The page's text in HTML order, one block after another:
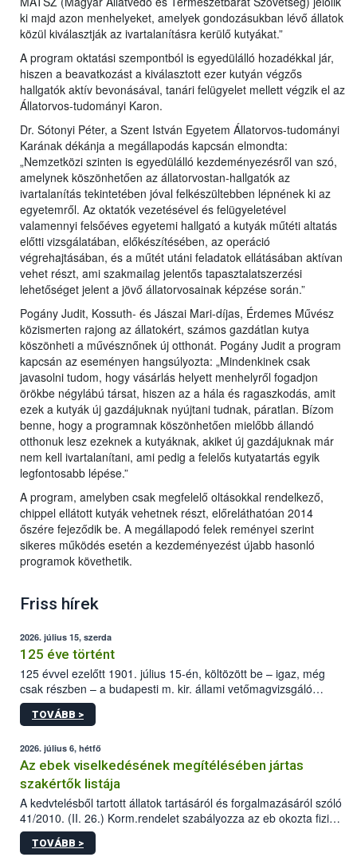
ki majd azon menhelyeket, amelyek gondozásukban lévő állatok
közül kiválasztják az ivartalanításra kerülő kutyákat.”
A program oktatási szempontból is egyedülálló hozadékkal jár,
hiszen a beavatkozást a kiválasztott ezer kutyán végzős
hallgatók aktív bevonásával, tanári felügyelet mellett végzik el az
Állatorvos-tudományi Karon.
Dr. Sótonyi Péter, a Szent István Egyetem Állatorvos-tudományi
Karának dékánja a megállapodás kapcsán elmondta:
„Nemzetközi szinten is egyedülálló kezdeményezésről van szó,
amelynek köszönhetően az állatorvostan-hallgatók az
ivartalanítás tekintetében jóval felkészültebben lépnének ki az
egyetemről. Az oktatók vezetésével és felügyeletével
valamennyi felsőéves egyetemi hallgató a kutyák műtéti altatás
előtti vizsgálatában, előkészítésében, az operáció
végrehajtásában, és a műtét utáni feladatok ellátásában aktívan
vehet részt, ami szakmailag jelentős tapasztalatszerzési
lehetőséget jelent a jövő állatorvosainak képzése során.”
Pogány Judit, Kossuth- és Jászai Mari-díjas, Érdemes Művész
közismerten rajong az állatokért, számos gazdátlan kutya
köszönheti a művésznőnek új otthonát. Pogány Judit a program
kapcsán az eseményen hangsúlyozta: „Mindenkinek csak
javasolni tudom, hogy vásárlás helyett menhelyről fogadjon
örökbe négylábú társat, hiszen az a hála és ragaszkodás, amit
ezek a kutyák új gazdájuknak nyújtani tudnak, páratlan. Bízom
benne, hogy a programnak köszönhetően mielőbb állandó
otthonuk lesz ezeknek a kutyáknak, akiket új gazdájuknak már
nem kell ivartalanítani, ami pedig a felelős kutyatartás egyik
legfontosabb lépése.”
A program, amelyben csak megfelelő oltásokkal rendelkező,
chippel ellátott kutyák vehetnek részt, előreláthatóan 2014
őszére fejeződik be. A megállapodó felek reményei szerint
sikeres működés esetén a kezdeményezést újabb hasonló
programok követhetik.
Friss hírek
2026. július 15, szerda
125 éve történt
125 évvel ezelőtt 1901. július 15-én, költözött be – igaz, még
csak részben – a budapesti m. kir. állami vetőmagvizsgáló
állomás a Kis Rókus utca 15. szám alatti, Czigler Győző által
tervezett új épületébe.
TOVÁBB >
2026. július 6, hétfő
Az ebek viselkedésének megítélésében jártas
szakértők listája
A kedvtelésből tartott állatok tartásáról és forgalmazásáról szóló
41/2010. (II. 26.) Korm.rendelet szabályozza az eb okozta fizikai
sérülés, illetve ennek veszélye keletkezésekor felmerülő
hatósági feladatokat, valamint a veszélyes eb tartását és annak
TOVÁBB >